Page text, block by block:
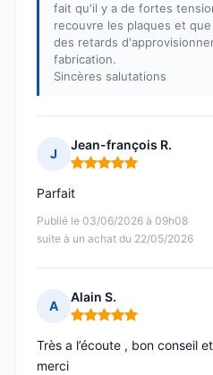
fait qu'il y a de fortes
recouvre les plaques et
des retards
fabrication.
Sincères salutations
J
Jean-françois R.
Note : 5 sur 5
Publié le 03/06/2026 à 09h08
suite à un achat du 22/05/2026
Parfait
A
Alain S.
Note : 5 sur 5
Très a l’écoute , bon conseil
merci